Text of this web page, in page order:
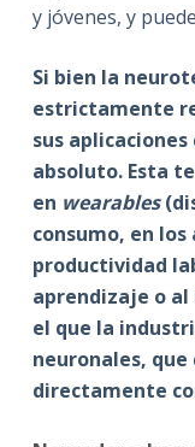
y jóvenes, y
Si bien la
estrictamente
sus
absoluto. Esta
en wearables
consumo, en
productividad
aprendizaje o
el que la
neuronales,
directamente